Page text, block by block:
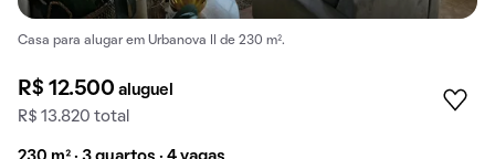
Casa para alugar em Urbanova II de 230 m².
R$ 12.500aluguel
R$ 13.820 total